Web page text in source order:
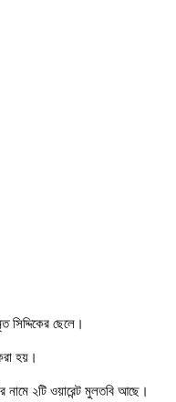
ছেলে।
হয়।
২টি ওয়ারেন্ট মুলতবি আছে।